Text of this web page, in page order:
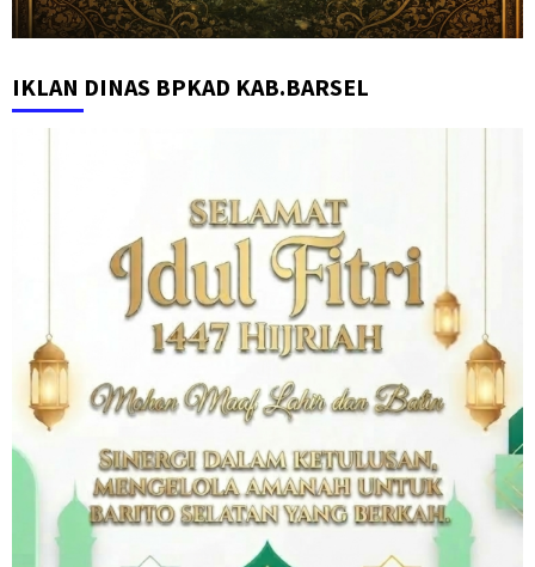
IKLAN DINAS BPKAD KAB.BARSEL